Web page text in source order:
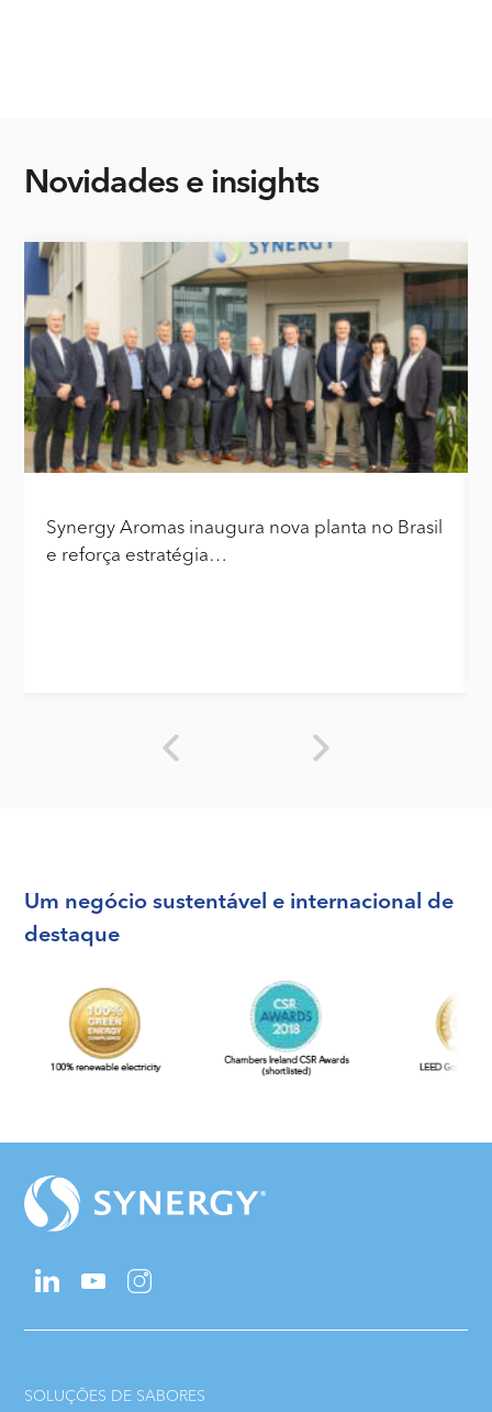
Novidadese insights
Synergy Aromas inaugura nova planta no Brasil
e reforça estratégia…
Um negócio sustentável e internacional de
destaque
SOLUÇÕES DE SABORES